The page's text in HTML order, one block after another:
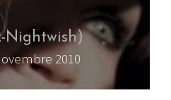
Nightwish)
2010